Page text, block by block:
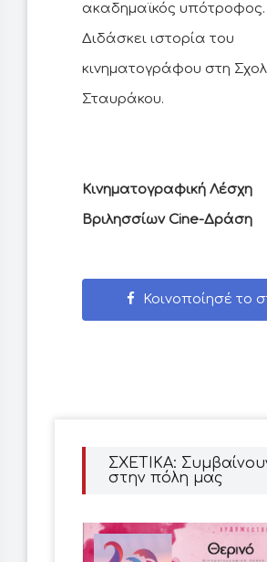
ακαδημαϊκός υπότροφος.
Διδάσκει ιστορία του
κινηματογράφου στη
Σταυράκου.
Κινηματογραφική Λέσχη
Βριλησσίων Cine-Δράση
Κοινοποίησέ το
ΣΧΕΤΙΚΑ:
στην πόλη μας